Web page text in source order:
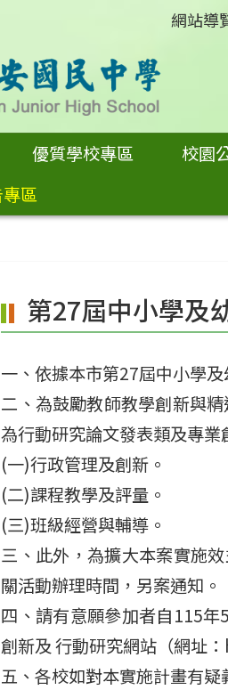
網站導
優質學校專區 校園
區
第27屆中小學及
一、依據本市第27屆中小學
二、為鼓勵教師教學創新與
為行動研究論文發表類及專業
(一)行政管理及創新。
(二)課程教學及評量。
(三)班級經營與輔導。
三、此外，為擴大本案實施
關活動辦理時間，另案通知。
四、請有意願參加者自115
創新及 行動研究網站（網址
五、各校如對本實施計畫有疑